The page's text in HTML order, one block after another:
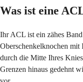
Was ist eine
Ihr ACL ist ein zähes
Oberschenkelknochen mit
durch die Mitte Ihres
Grenzen hinaus gedehnt